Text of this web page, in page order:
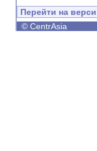
Перейти на
© CentrAsia